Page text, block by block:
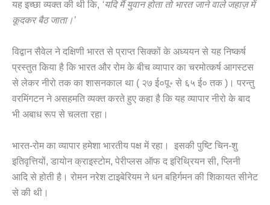
यह इच्छा व्यक्त की थी कि, ‘यदि मैं युवान होता तो भारत जाने वाले जहाज़ में
कूदकर बैठ जाता।’
विद्वान सैवेल ने दक्षिणी भारत से प्राप्त सिक्कों के अध्ययन से यह निष्कर्ष
प्रस्तुत किया है कि भारत और रोम के बीच व्यापार का चरमोत्कर्ष आगस्टस
से लेकर नीरो तक का शासनकाल था ( २७ ई०पू॰ से ६५ ई० तक )। परन्तु
वरमिंगटन ने असहमति व्यक्त करते हुए कहा है कि यह व्यापार नीरो के बाद
भी अबाध रूप से चलता रहा।
भारत-रोम का व्यापार हमेशा भारतीय पक्ष में रहा। इसकी पुष्टि चिन-शु
इतिवृत्तियों, डायोन क्राइस्टोम, पेरीप्लस ऑफ द इरिथ्रियन सी, प्लिनी
आदि से होती है। रोमन नरेश टाइबेरियम ने धन बहिर्गमन की शिकायत सीनेट
से की थी।